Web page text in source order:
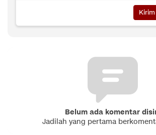
Belum ada komentar
Jadilah yang pertama